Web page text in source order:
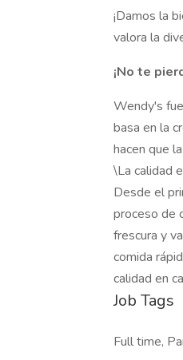
¡Damos la
valora la
¡No te
Wendy's
basa en la
hacen que
\La calidad
Desde el
proceso de
frescura y
comida
calidad en
Job Tags
Full time,